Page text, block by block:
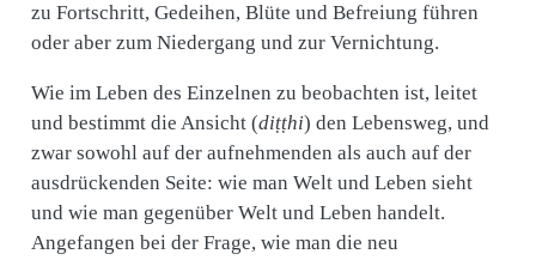
zu Fortschritt, Gedeihen, Blüte und Befreiung führen
oder aber zum Niedergang und zur Vernichtung.
Wie im Leben des Einzelnen zu beobachten ist, leitet
und bestimmt die Ansicht (diṭṭhi) den Lebensweg, und
zwar sowohl auf der aufnehmenden als auch auf der
ausdrückenden Seite: wie man Welt und Leben sieht
und wie man gegenüber Welt und Leben handelt.
Angefangen bei der Frage, wie man die neu